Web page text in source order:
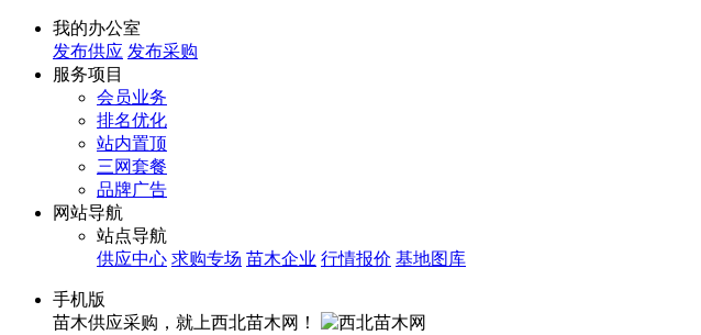
我的办公室
发布供应 发布采购
服务项目
会员业务
排名优化
站内置顶
三网套餐
品牌广告
网站导航
站点导航
供应中心 求购专场 苗木企业 行情报价 基地图库
手机版
苗木供应采购，就上西北苗木网！